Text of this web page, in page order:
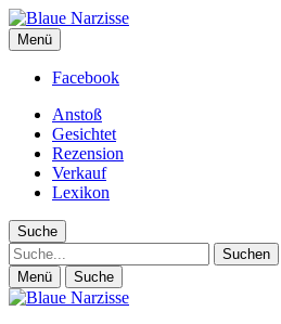
Blaue Narzisse
Magazin für Jugend, Identität und Kultur
Menü
Facebook
Anstoß
Gesichtet
Rezension
Verkauf
Lexikon
Suche
Suche
Menü Suche